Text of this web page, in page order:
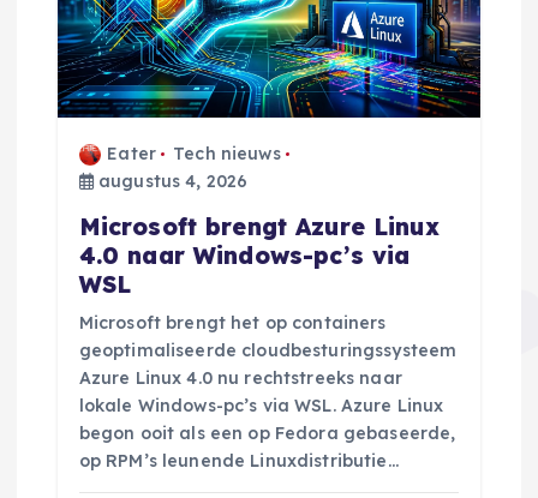
Eater
Tech nieuws
augustus 4, 2026
Microsoft brengt Azure Linux
4.0 naar Windows-pc’s via
WSL
Microsoft brengt het op containers
geoptimaliseerde cloudbesturingssysteem
Azure Linux 4.0 nu rechtstreeks naar
lokale Windows-pc’s via WSL. Azure Linux
begon ooit als een op Fedora gebaseerde,
op RPM’s leunende Linuxdistributie…